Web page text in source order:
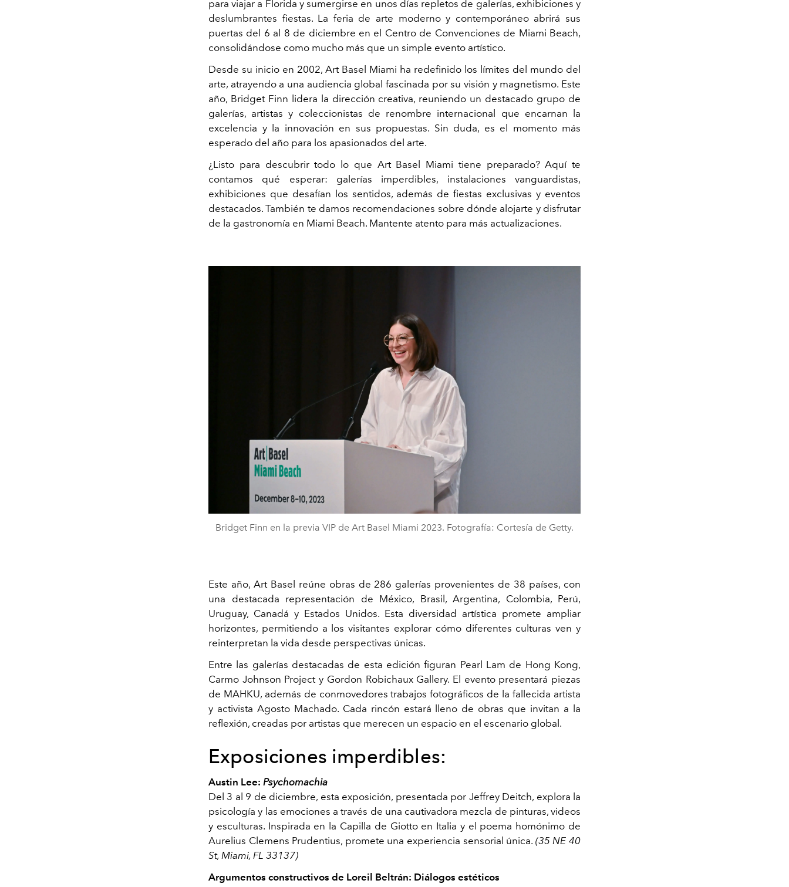
para viajar a Florida y sumergirse en unos días repletos de galerías, exhibiciones y
deslumbrantes fiestas. La feria de arte moderno y contemporáneo abrirá sus
puertas del 6 al 8 de diciembre en el Centro de Convenciones de Miami Beach,
consolidándose como mucho más que un simple evento artístico.
Desde su inicio en 2002, Art Basel Miami ha redefinido los límites del mundo del
arte, atrayendo a una audiencia global fascinada por su visión y magnetismo. Este
año, Bridget Finn lidera la dirección creativa, reuniendo un destacado grupo de
galerías, artistas y coleccionistas de renombre internacional que encarnan la
excelencia y la innovación en sus propuestas. Sin duda, es el momento más
esperado del año para los apasionados del arte.
¿Listo para descubrir todo lo que Art Basel Miami tiene preparado? Aquí te
contamos qué esperar: galerías imperdibles, instalaciones vanguardistas,
exhibiciones que desafían los sentidos, además de fiestas exclusivas y eventos
destacados. También te damos recomendaciones sobre dónde alojarte y disfrutar
de la gastronomía en Miami Beach. Mantente atento para más actualizaciones.
Bridget Finn en la previa VIP de Art Basel Miami 2023. Fotografía: Cortesía de Getty.
Este año, Art Basel reúne obras de 286 galerías provenientes de 38 países, con
una destacada representación de México, Brasil, Argentina, Colombia, Perú,
Uruguay, Canadá y Estados Unidos. Esta diversidad artística promete ampliar
horizontes, permitiendo a los visitantes explorar cómo diferentes culturas ven y
reinterpretan la vida desde perspectivas únicas.
Entre las galerías destacadas de esta edición figuran Pearl Lam de Hong Kong,
Carmo Johnson Project y Gordon Robichaux Gallery. El evento presentará piezas
de MAHKU, además de conmovedores trabajos fotográficos de la fallecida artista
y activista Agosto Machado. Cada rincón estará lleno de obras que invitan a la
reflexión, creadas por artistas que merecen un espacio en el escenario global.
Exposiciones imperdibles:
Austin Lee: Psychomachia
Del 3 al 9 de diciembre, esta exposición, presentada por Jeffrey Deitch, explora la
psicología y las emociones a través de una cautivadora mezcla de pinturas, videos
y esculturas. Inspirada en la Capilla de Giotto en Italia y el poema homónimo de
Aurelius Clemens Prudentius, promete una experiencia sensorial única. (35 NE 40
St, Miami, FL 33137)
Argumentos constructivos de Loreil Beltrán: Diálogos estéticos